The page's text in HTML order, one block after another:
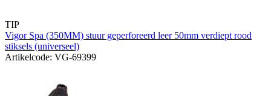
TIP
Vigor Spa (350MM) stuur geperforeerd leer 50mm verdiept rood
stiksels (universeel)
Artikelcode: VG-69399